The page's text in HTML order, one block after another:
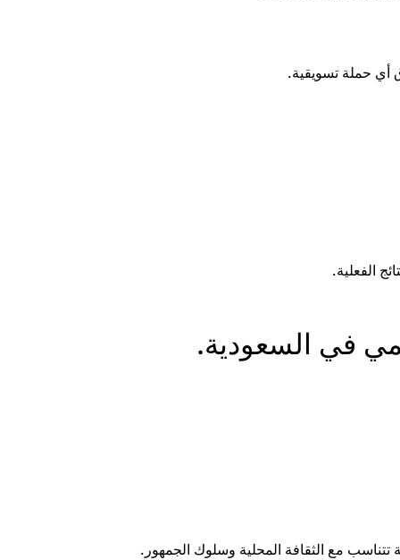
أي حملة تسويقية.
الفعلية.
في السعودية.
مع الثقافة المحلية وسلوك الجمهور.